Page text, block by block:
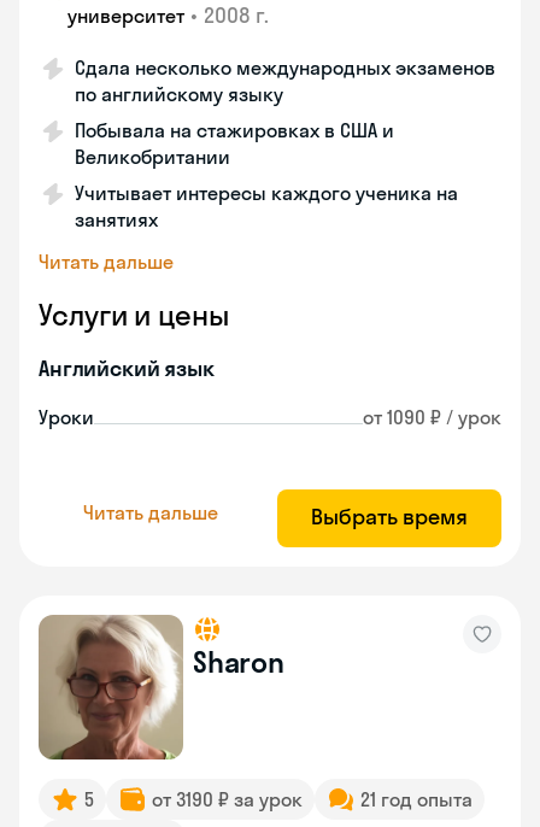
университет • 2008 г.
Сдала несколько международных экзаменов
по английскому языку
Побывала на стажировках в США и
Великобритании
Учитывает интересы каждого ученика на
занятиях
Читать дальше
Услуги и цены
Английский язык
Уроки от 1090 ₽ / урок
Читать дальше Выбрать время
Sharon
5 от 3190 ₽ за урок
21 год опыта